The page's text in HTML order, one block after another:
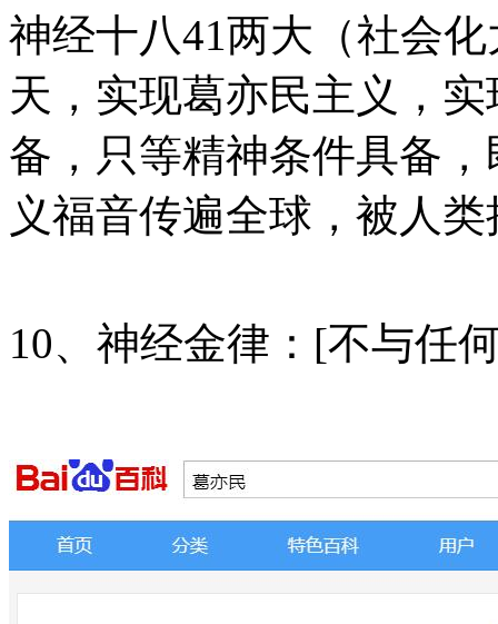
神经十八41两大（社会
天，实现葛亦民主义，
备，只等精神条件具备
义福音传遍全球，被人
10、神经金律：[不与任